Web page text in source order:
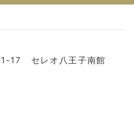
利用規約
1-17 セレオ八王子南館